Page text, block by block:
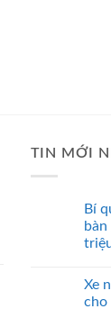
TIN MỚI
Bí
Xe
cho